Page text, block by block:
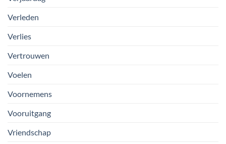
Verleden
Verlies
Vertrouwen
Voelen
Voornemens
Vooruitgang
Vriendschap